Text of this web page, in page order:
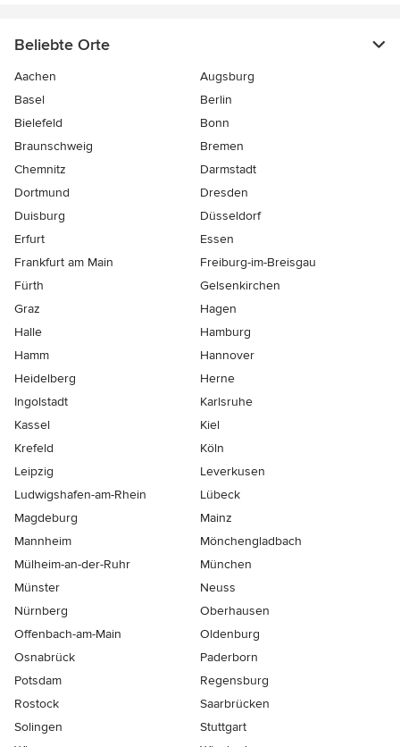
Beliebte Orte
Aachen
Augsburg
Basel
Berlin
Bielefeld
Bonn
Braunschweig
Bremen
Chemnitz
Darmstadt
Dortmund
Dresden
Duisburg
Düsseldorf
Erfurt
Essen
Frankfurt am Main
Freiburg-im-Breisgau
Fürth
Gelsenkirchen
Graz
Hagen
Halle
Hamburg
Hamm
Hannover
Heidelberg
Herne
Ingolstadt
Karlsruhe
Kassel
Kiel
Krefeld
Köln
Leipzig
Leverkusen
Ludwigshafen-am-Rhein
Lübeck
Magdeburg
Mainz
Mannheim
Mönchen­gladbach
Mülheim-an-der-Ruhr
München
Münster
Neuss
Nürnberg
Oberhausen
Offenbach-am-Main
Oldenburg
Osnabrück
Paderborn
Potsdam
Regensburg
Rostock
Saarbrücken
Solingen
Stuttgart